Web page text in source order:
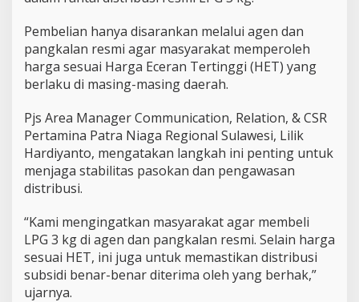
a
S
t
o
A
a
n
Pembelian hanya disarankan melalui agen dan
pangkalan resmi agar masyarakat memperoleh
harga sesuai Harga Eceran Tertinggi (HET) yang
berlaku di masing-masing daerah.
Pjs Area Manager Communication, Relation, & CSR
Pertamina Patra Niaga Regional Sulawesi, Lilik
Hardiyanto, mengatakan langkah ini penting untuk
menjaga stabilitas pasokan dan pengawasan
distribusi.
“Kami mengingatkan masyarakat agar membeli
LPG 3 kg di agen dan pangkalan resmi. Selain harga
sesuai HET, ini juga untuk memastikan distribusi
subsidi benar-benar diterima oleh yang berhak,”
ujarnya.